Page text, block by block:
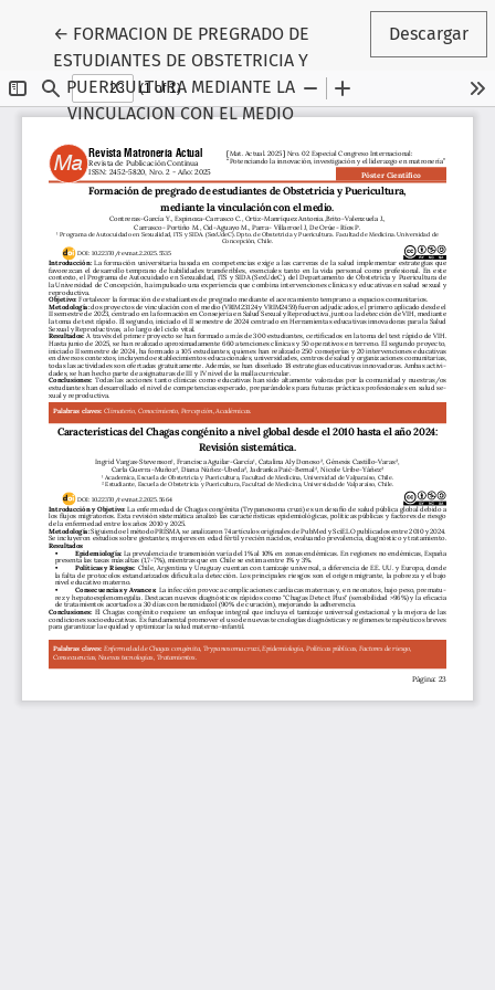
← Volver a los detalles del artículo
FORMACION DE PREGRADO DE
ESTUDIANTES DE OBSTETRICIA Y
PUERICULTURA MEDIANTE LA
VINCULACION CON EL MEDIO
Descargar